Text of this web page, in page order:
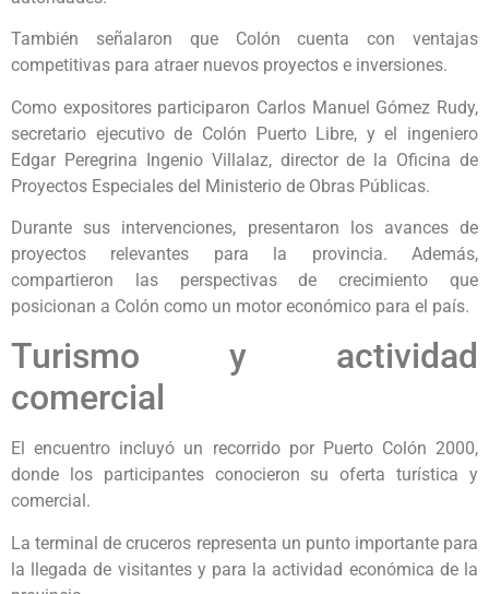
También señalaron que Colón cuenta con ventajas
competitivas para atraer nuevos proyectos e inversiones.
Como expositores participaron Carlos Manuel Gómez Rudy,
secretario ejecutivo de Colón Puerto Libre, y el ingeniero
Edgar Peregrina Ingenio Villalaz, director de la Oficina de
Proyectos Especiales del Ministerio de Obras Públicas.
Durante sus intervenciones, presentaron los avances de
proyectos relevantes para la provincia. Además,
compartieron las perspectivas de crecimiento que
posicionan a Colón como un motor económico para el país.
Turismo y actividad
comercial
El encuentro incluyó un recorrido por Puerto Colón 2000,
donde los participantes conocieron su oferta turística y
comercial.
La terminal de cruceros representa un punto importante para
la llegada de visitantes y para la actividad económica de la